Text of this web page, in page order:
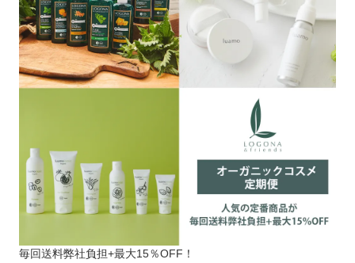
毎回送料弊社負担+最大15％OFF！